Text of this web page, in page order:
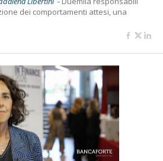
dei comportamenti attesi, una